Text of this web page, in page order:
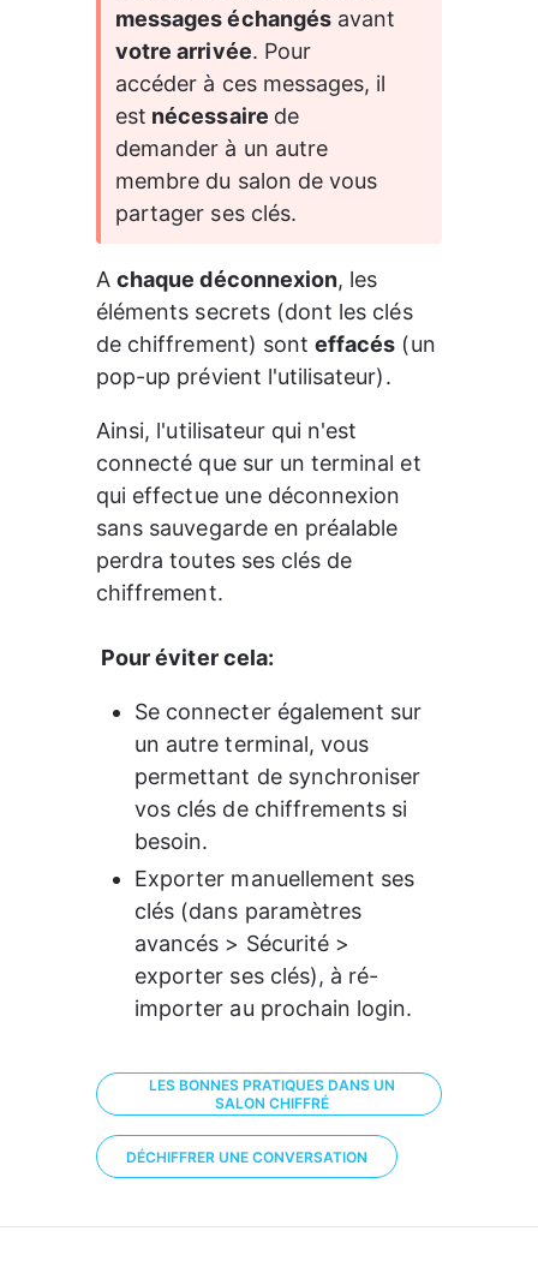
messages échangés avant
votre arrivée. Pour
accéder à ces messages, il
est nécessaire de
demander à un autre
membre du salon de vous
partager ses clés.
A chaque déconnexion, les
éléments secrets (dont les clés
de chiffrement) sont effacés (un
pop-up prévient l'utilisateur).
Ainsi, l'utilisateur qui n'est
connecté que sur un terminal et
qui effectue une déconnexion
sans sauvegarde en préalable
perdra toutes ses clés de
chiffrement.
Pour éviter cela:
Se connecter également sur
un autre terminal, vous
permettant de synchroniser
vos clés de chiffrements si
besoin.
Exporter manuellement ses
clés (dans paramètres
avancés > Sécurité >
exporter ses clés), à ré-
importer au prochain login.
LES BONNES PRATIQUES DANS UN
SALON CHIFFRÉ
DÉCHIFFRER UNE CONVERSATION